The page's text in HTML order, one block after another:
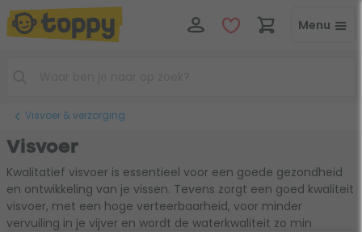
Menu
Visvoer & verzorging
Visvoer
Kwalitatief visvoer is essentieel voor een goede gezondheid
en ontwikkeling van je vissen. Tevens zorgt een goed kwaliteit
visvoer, met een hoge verteerbaarheid, voor minder
vervuiling in je vijver en wordt de waterkwaliteit zo min